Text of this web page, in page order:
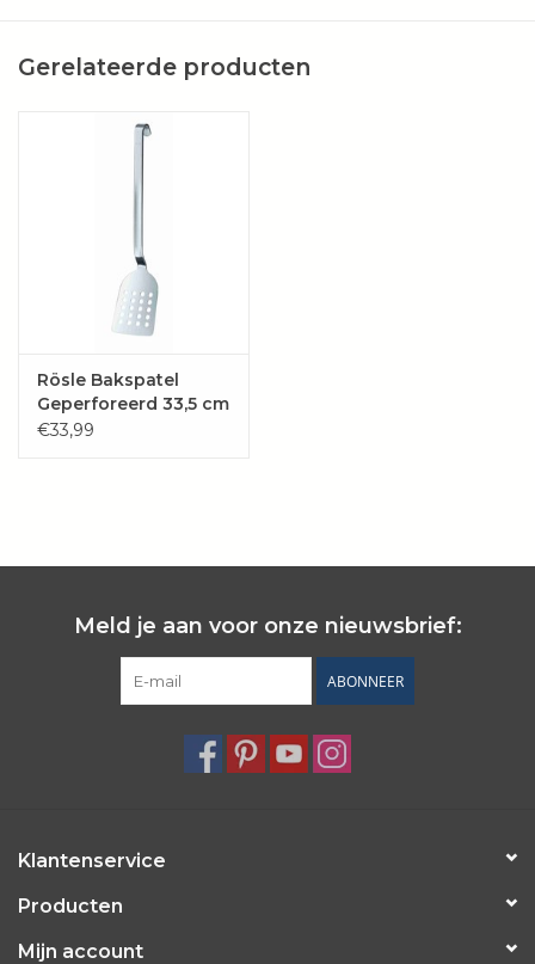
Gerelateerde producten
Rösle Bakspatel
Geperforeerd 33,5 cm
€33,99
Meld je aan voor onze nieuwsbrief:
ABONNEER
Klantenservice
Producten
Mijn account